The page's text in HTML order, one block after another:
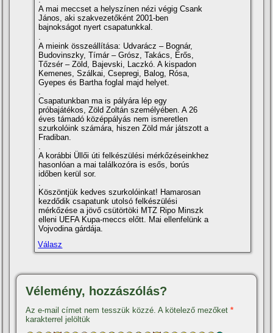
A mai meccset a helyszí­nen nézi végig Csank
János, aki szakvezetőként 2001-ben
bajnokságot nyert csapatunkkal.
A mieink összeállí­tása: Udvarácz – Bognár,
Budovinszky, Tí­már – Grósz, Takács, Erős,
Tőzsér – Zöld, Bajevski, Laczkó. A kispadon
Kemenes, Szálkai, Csepregi, Balog, Rósa,
Gyepes és Bartha foglal majd helyet.
Csapatunkban ma is pályára lép egy
próbajátékos, Zöld Zoltán személyében. A 26
éves támadó középpályás nem ismeretlen
szurkolóink számára, hiszen Zöld már játszott a
Fradiban.
A korábbi Üllői úti felkészülési mérkőzéseinkhez
hasonlóan a mai találkozóra is esős, borús
időben kerül sor.
Köszöntjük kedves szurkolóinkat! Hamarosan
kezdődik csapatunk utolsó felkészülési
mérkőzése a jövő csütörtöki MTZ Ripo Minszk
elleni UEFA Kupa-meccs előtt. Mai ellenfelünk a
Vojvodina gárdája.
Válasz
Vélemény, hozzászólás?
Az e-mail címet nem tesszük közzé. A kötelező mezőket*
karakterrel jelöltük